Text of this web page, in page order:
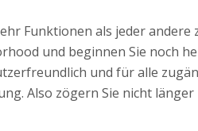
Funktionen als jeder andere
und beginnen Sie noch
und für alle
Also zögern Sie nicht